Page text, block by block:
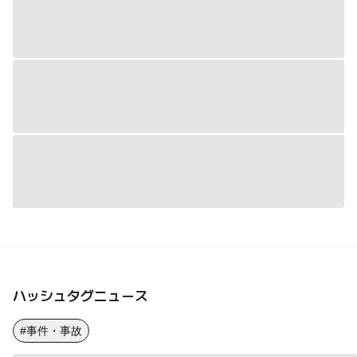
ハッシュタグニュース
#事件・事故